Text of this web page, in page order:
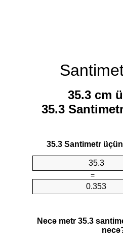
35.3 cm
35.3
35.3 Santimetr
=
Necə metr 35.3